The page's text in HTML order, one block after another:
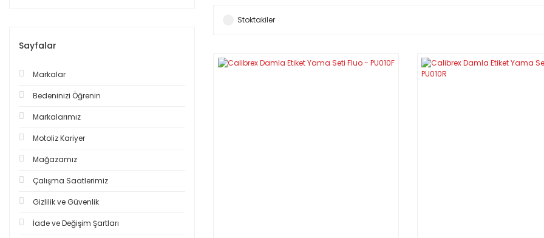
Sayfalar
Markalar
Bedeninizi Öğrenin
Markalarımız
Motoliz Kariyer
Mağazamız
Çalışma Saatlerimiz
Gizlilik ve Güvenlik
İade ve Değişim Şartları
Stoktakiler